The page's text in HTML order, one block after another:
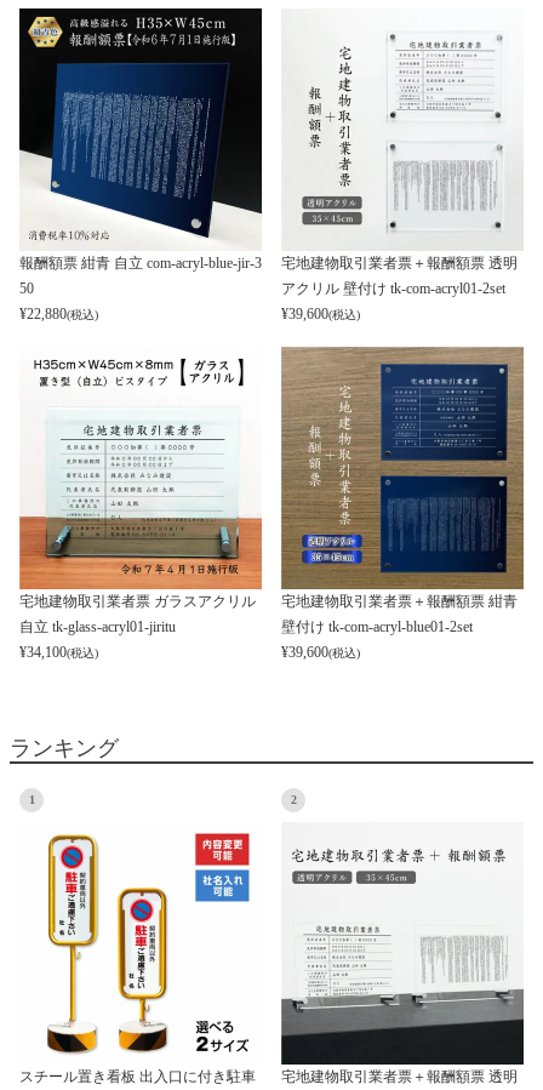
報酬額票 紺青 自立 com-acryl-blue-jir-3
50
¥22,880(税込)
宅地建物取引業者票＋報酬額票 透明
アクリル 壁付け tk-com-acryl01-2set
¥39,600(税込)
宅地建物取引業者票 ガラスアクリル
自立 tk-glass-acryl01-jiritu
¥34,100(税込)
宅地建物取引業者票＋報酬額票 紺青
壁付け tk-com-acryl-blue01-2set
¥39,600(税込)
ランキング
1
スチール置き看板 出入口に付き駐車
2
宅地建物取引業者票＋報酬額票 透明